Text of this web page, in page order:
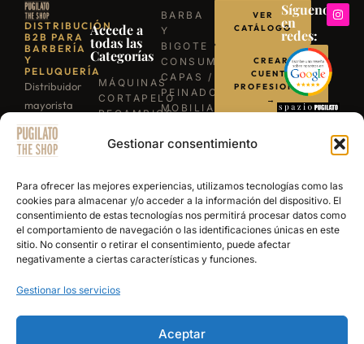
Gestionar consentimiento
Para ofrecer las mejores experiencias, utilizamos tecnologías como las
cookies para almacenar y/o acceder a la información del dispositivo. El
consentimiento de estas tecnologías nos permitirá procesar datos como
el comportamiento de navegación o las identificaciones únicas en este
sitio. No consentir o retirar el consentimiento, puede afectar
negativamente a ciertas características y funciones.
Gestionar los servicios
Aceptar
DISTRIBUCIÓN
B2B PARA
BARBERÍA
Y
PELUQUERÍA
Distribuidor
mayorista
para
profesionales
de la
barbería y
peluquería.
Más de 15
años
abasteciendo
mejores
Accede a
todas las
Categorías
MÁQUINAS
CORTAPELO
RECAMBIOS
REPUESTOS
NAVAJAS
BARBERÍA
SECADORES
PRODUCTOS
DE
BARBA
Y
BIGOTE
CONSUMIBLES
CAPAS /
PEINADORES
MOBILIARIO
BARBACOAS
VER
CATÁLOGO
CREAR
CUENTA
PROFESIONAL
→
POR
WHATSAPP
Síguenos
en
redes: